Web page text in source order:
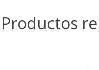
Productos